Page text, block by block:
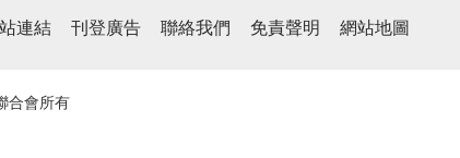
連結 刊登廣告 聯絡我們 免責聲明 網站地圖
合會所有